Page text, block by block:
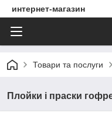
интернет-магазин
Товари та послуги
Плойки і праски